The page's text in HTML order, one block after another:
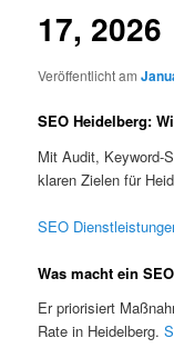
17, 2026
Veröffentlicht am
SEO Heidelberg:
Mit Audit, Keyword-
klaren Zielen für
SEO
Was macht ein
Er priorisiert
Rate in Heidelberg.